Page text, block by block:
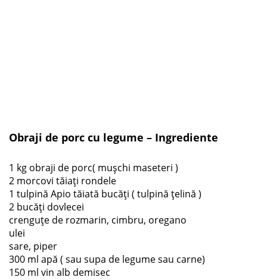
Obraji de porc cu legume – Ingrediente
1 kg obraji de porc( mușchi maseteri )
2 morcovi tăiați rondele
1 tulpină Apio tăiată bucăți ( tulpină țelină )
2 bucăți dovlecei
crenguțe de rozmarin, cimbru, oregano
ulei
sare, piper
300 ml apă ( sau supa de legume sau carne)
150 ml vin alb demisec